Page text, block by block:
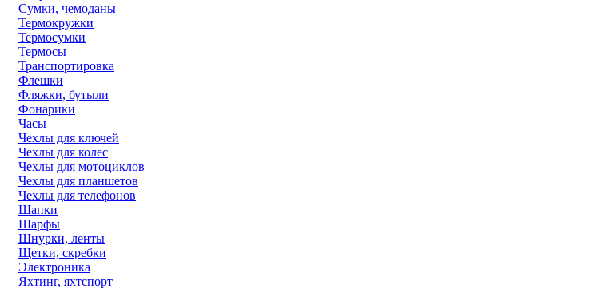
Сумки, чемоданы
Термокружки
Термосумки
Термосы
Транспортировка
Флешки
Фляжки, бутыли
Фонарики
Часы
Чехлы для ключей
Чехлы для колес
Чехлы для мотоциклов
Чехлы для планшетов
Чехлы для телефонов
Шапки
Шарфы
Шнурки, ленты
Щетки, скребки
Электроника
Яхтинг, яхтспорт